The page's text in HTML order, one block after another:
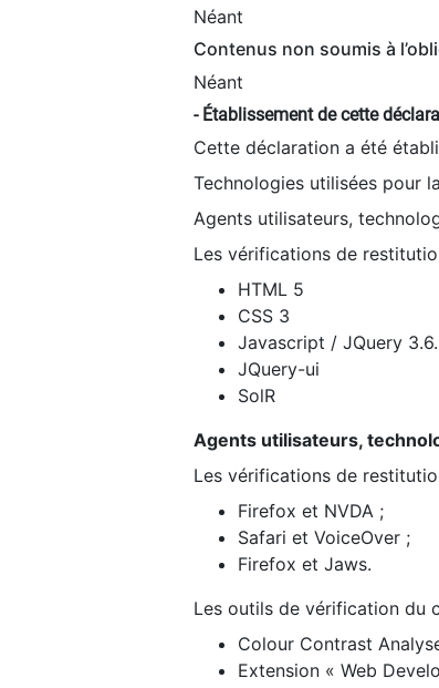
Néant
Contenus non soumis à
Néant
- Établissement de cette
Cette déclaration a été
Technologies utilisées pour
Agents utilisateurs,
Les vérifications de
HTML 5
CSS 3
Javascript / JQuery
JQuery-ui
SolR
Agents utilisateurs,
Les vérifications de
Firefox et NVDA ;
Safari et VoiceOver ;
Firefox et Jaws.
Les outils de vérification du
Colour Contrast
Extension « Web